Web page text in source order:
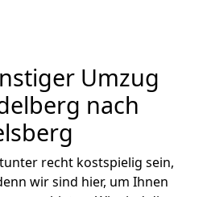
Umzug
nach
recht kostspielig sein,
wir sind hier, um Ihnen